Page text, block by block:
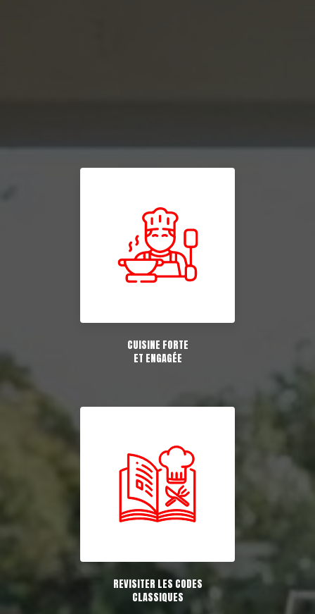
CUISINE FORTE
ET ENGAGÉE
REVISITER LES CODES
CLASSIQUES